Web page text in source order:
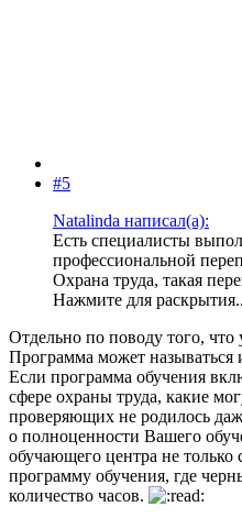
#5
Natalinda написал(а):
Есть специалисты
профессиональной
Охрана труда, такая
Нажмите для
Отдельно по поводу того, что
Программа может называться
Если программа обучения
сфере охраны труда, какие
проверяющих не родилось
о полноценности Вашего
обучающего центра не только
программу обучения, где
количество часов.